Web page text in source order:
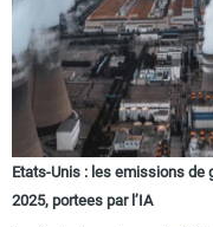
Etats-Unis : les emissions de
2025, portees par l’IA